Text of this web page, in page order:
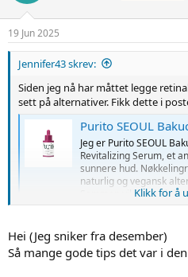
19 Jun 2025
Jennifer43 skrev:
Siden jeg nå har måttet legge
sett på alternativer. Fikk dette i
Purito SEOUL Bakuchiol
Jeg er Purito SEOUL
Revitalizing Serum, et
sunnere hud.
naturlig og vegansk
Sammen vil disse
redusere rynker, fine
Spent på å teste
Klikk for å
Hei (Jeg sniker fra desember)
Så mange gode tips det var i